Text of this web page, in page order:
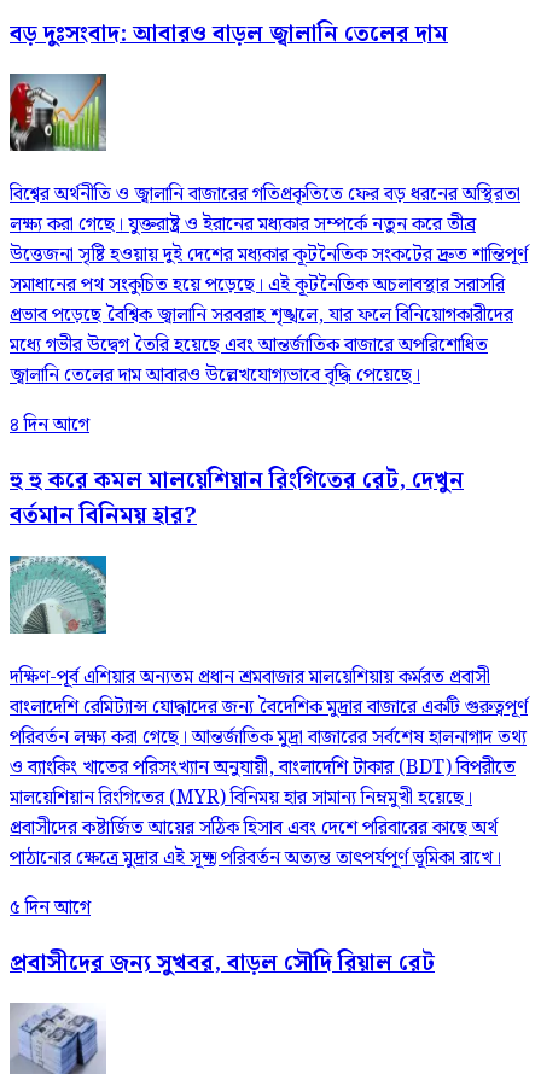
বড় দুঃসংবাদ: আবারও বাড়ল জ্বালানি তেলের দাম
বিশ্বের অর্থনীতি ও জ্বালানি বাজারের গতিপ্রকৃতিতে ফের বড় ধরনের অস্থিরতা
লক্ষ্য করা গেছে। যুক্তরাষ্ট্র ও ইরানের মধ্যকার সম্পর্কে নতুন করে তীব্র
উত্তেজনা সৃষ্টি হওয়ায় দুই দেশের মধ্যকার কূটনৈতিক সংকটের দ্রুত শান্তিপূর্ণ
সমাধানের পথ সংকুচিত হয়ে পড়েছে। এই কূটনৈতিক অচলাবস্থার সরাসরি
প্রভাব পড়েছে বৈশ্বিক জ্বালানি সরবরাহ শৃঙ্খলে, যার ফলে বিনিয়োগকারীদের
মধ্যে গভীর উদ্বেগ তৈরি হয়েছে এবং আন্তর্জাতিক বাজারে অপরিশোধিত
জ্বালানি তেলের দাম আবারও উল্লেখযোগ্যভাবে বৃদ্ধি পেয়েছে।
৪ দিন আগে
হু হু করে কমল মালয়েশিয়ান রিংগিতের রেট, দেখুন
বর্তমান বিনিময় হার?
দক্ষিণ-পূর্ব এশিয়ার অন্যতম প্রধান শ্রমবাজার মালয়েশিয়ায় কর্মরত প্রবাসী
বাংলাদেশি রেমিট্যান্স যোদ্ধাদের জন্য বৈদেশিক মুদ্রার বাজারে একটি গুরুত্বপূর্ণ
পরিবর্তন লক্ষ্য করা গেছে। আন্তর্জাতিক মুদ্রা বাজারের সর্বশেষ হালনাগাদ তথ্য
ও ব্যাংকিং খাতের পরিসংখ্যান অনুযায়ী, বাংলাদেশি টাকার (BDT) বিপরীতে
মালয়েশিয়ান রিংগিতের (MYR) বিনিময় হার সামান্য নিম্নমুখী হয়েছে।
প্রবাসীদের কষ্টার্জিত আয়ের সঠিক হিসাব এবং দেশে পরিবারের কাছে অর্থ
পাঠানোর ক্ষেত্রে মুদ্রার এই সূক্ষ্ম পরিবর্তন অত্যন্ত তাৎপর্যপূর্ণ ভূমিকা রাখে।
৫ দিন আগে
প্রবাসীদের জন্য সুখবর, বাড়ল সৌদি রিয়াল রেট